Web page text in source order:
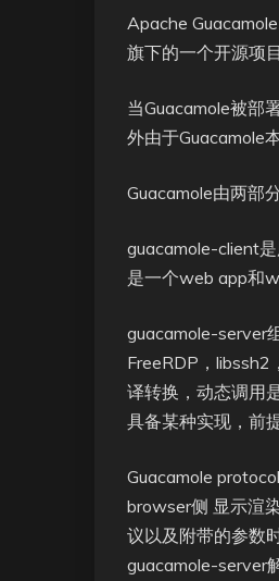
Apache
旗下的一个开源项
当Guacamole被部
外由于Guacamole
Guacamole由两部
guacamole-client
是一个web app和
guacamole-server
FreeRDP，
译转换，动态调用
具备某种实现，前
Guacamole
browser侧 显示渲
议以及附带的参数
guacamole-server